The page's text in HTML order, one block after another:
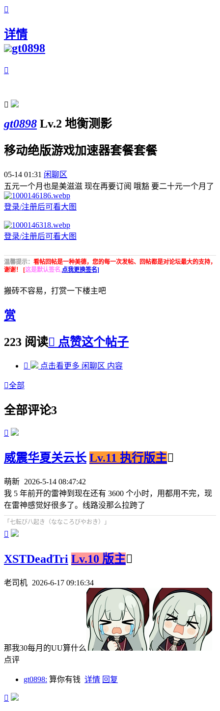

详情
gt0898


gt0898 Lv.2 地衡测影
移动绝版游戏加速器套餐套餐
05-14 01:31 闲聊区
五元一个月也是美滋滋 现在再要订阅 哦豁 要二十元一个月了
登录/注册后可看大图
登录/注册后可看大图
温馨提示： 看帖回帖是一种美德，您的每一次发帖、回帖都是对论坛最大的支持，
谢谢！ [这是默认签名,点我更换签名]
搬砖不容易，打赏一下楼主吧
赏
223 阅读 点赞这个帖子
 点击看更多 闲聊区 内容
全部
全部评论3

威震华夏关云长 Lv.11 执行版主
萌新 2026-5-14 08:47:42
我 5 年前开的雷神到现在还有 3600 个小时，用都用不完，现
在雷神感觉好很多了。线路没那么拉跨了
「七転び八起き（ななころびやおき）」

XSTDeadTri Lv.10 版主
老司机 2026-6-17 09:16:34
那我30每月的UU算什么
点评
gt0898: 算你有钱 详情 回复
